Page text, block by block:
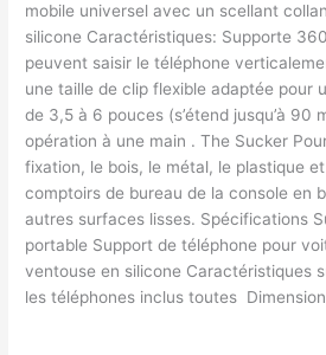
mobile universel avec un scellant
silicone Caractéristiques: Supporte
peuvent saisir le téléphone
une taille de clip flexible adaptée pour
de 3,5 à 6 pouces (s’étend jusqu’à 90
opération à une main . The Sucker
fixation, le bois, le métal, le plastique
comptoirs de bureau de la console en
autres surfaces lisses. Spécifications
portable Support de téléphone pour
ventouse en silicone Caractéristiques
les téléphones inclus toutes